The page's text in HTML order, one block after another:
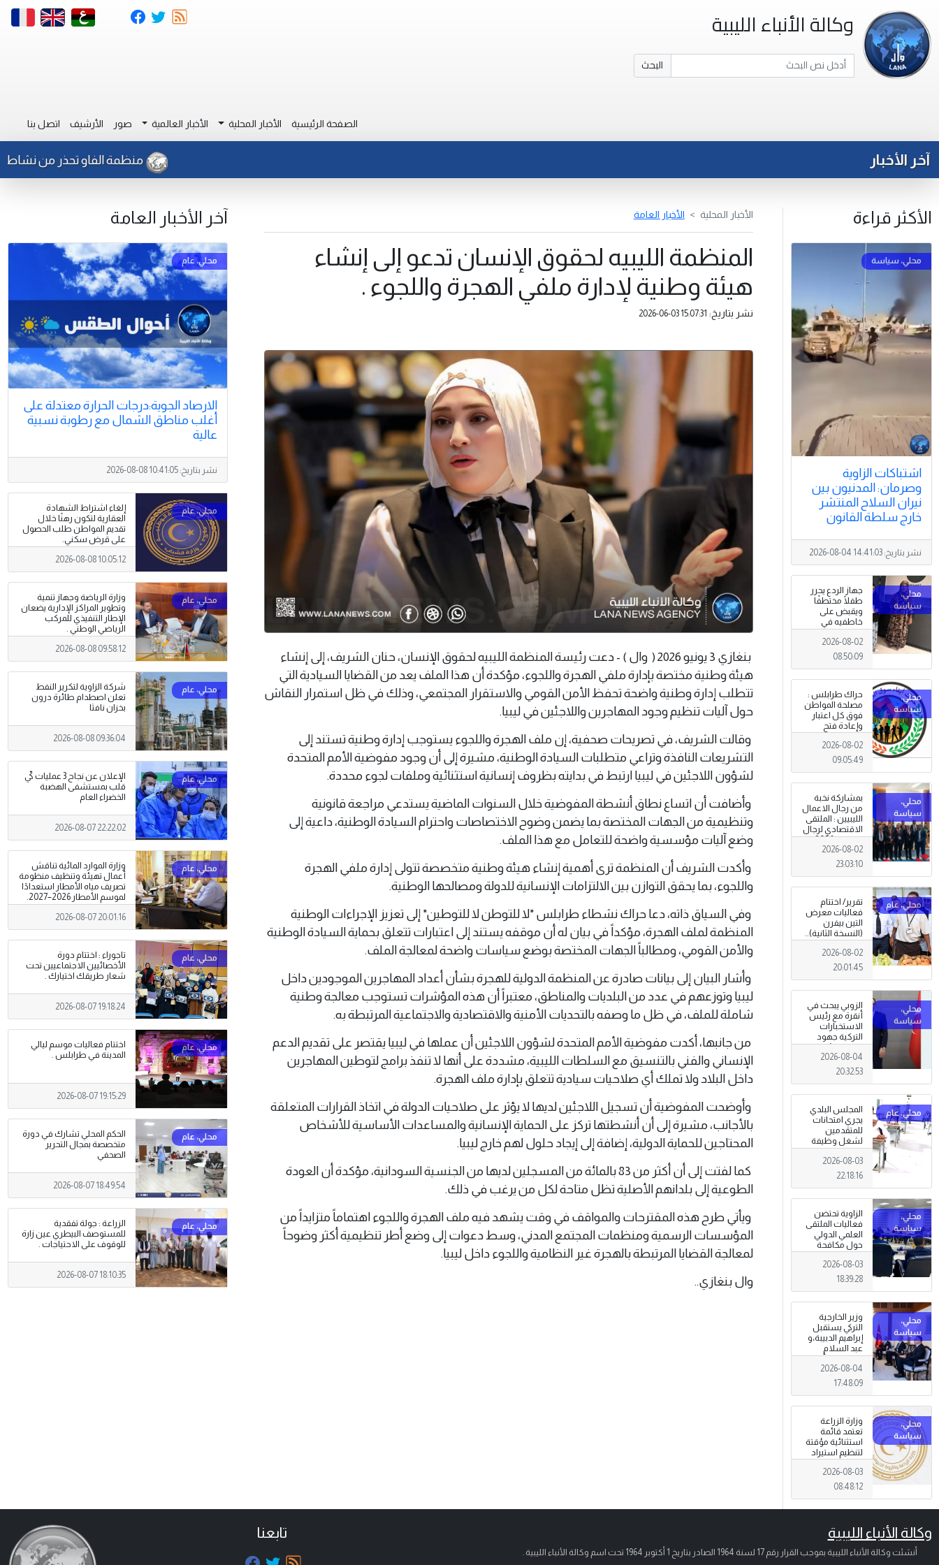
وكالة الأنباء الليبية
البحث
الصفحة الرئيسية الأخبار المحلية الأخبار العالمية صور الأرشيف اتصل بنا
آخر الأخبار منظمة الفاو تحذر من نشاط للجراد
الأكثر قراءة
اشتباكات الزاوية
وصرمان: المدنيون بين
نيران السلاح المنتشر
خارج سلطة القانون
نشر بتاريخ:2026-08-04 14:41:03
جهاز الردع يحرر
طفلًا مختطفًا
ويقبض على
خاطفيه في
طرابلس
2026-08-02
08:50:09
حراك طرابلس :
مصلحة المواطن
فوق كل اعتبار
وإعادة فتح
المؤسسات
جاءت استجابةً
للإرادة الشعبية
2026-08-02
09:05:49
بمشاركة نخبة
من رجال الاعمال
الليبيين : الملتقى
الاقتصادي لرجال
الاعمال 2026
تبدأ فعاليات
بمدينة سرت .
2026-08-02
23:03:10
تقرير/ اختتام
فعاليات معرض
التين بيفرن
(النسخة الثانية)..
تظاهرة وطنية
وصمود
للمزارعين في
2026-08-02
20:01:45
الزوبي يبحث في
أنقرة مع رئيس
الاستخبارات
التركية جهود
توحيد المؤسسة
العسكرية على
أسس مهنية
2026-08-04
20:32:53
المجلس البلدي
يجري امتحانات
للمتقدمين
لشغل وظيفة
مختار محلة .
2026-08-03
22:18:16
الزاوية تحتضن
فعاليات الملتقى
العلمي الدولي
حول مكافحة
الجرائم المالية
وتهديدات الأمن
القومي
2026-08-03
18:39:28
وزير الخارجية
التركي يستقبل
إبراهيم الدبيبة،و
عبد السلام
الزوبي في أنقرة
2026-08-04
17:48:09
وزارة الزراعة
تعتمد قائمة
استثنائية مؤقتة
لتنظيم استيراد
وتداول المبيدات
الزراعية
2026-08-03
08:48:12
الأخبار المحلية الأخبار العامة
المنظمة الليبيه لحقوق الإنسان تدعو إلى إنشاء
هيئة وطنية لإدارة ملفي الهجرة واللجوء .
نشر بتاريخ: 2026-06-03 15:07:31
بنغازي 3 يونيو 2026 ( وال ) - دعت رئيسة المنظمة الليبيه لحقوق الإنسان، حنان الشريف، إلى إنشاء
هيئة وطنية مختصة بإدارة ملفي الهجرة واللجوء، مؤكدة أن هذا الملف يعد من القضايا السيادية التي
تتطلب إدارة وطنية واضحة تحفظ الأمن القومي والاستقرار المجتمعي، وذلك في ظل استمرار النقاش
حول آليات تنظيم وجود المهاجرين واللاجئين في ليبيا.
وقالت الشريف، في تصريحات صحفية، إن ملف الهجرة واللجوء يستوجب إدارة وطنية تستند إلى
التشريعات النافذة وتراعي متطلبات السيادة الوطنية، مشيرة إلى أن وجود مفوضية الأمم المتحدة
لشؤون اللاجئين في ليبيا ارتبط في بدايته بظروف إنسانية استثنائية وملفات لجوء محددة.
وأضافت أن اتساع نطاق أنشطة المفوضية خلال السنوات الماضية يستدعي مراجعة قانونية
وتنظيمية من الجهات المختصة بما يضمن وضوح الاختصاصات واحترام السيادة الوطنية، داعية إلى
وضع آليات مؤسسية واضحة للتعامل مع هذا الملف.
وأكدت الشريف أن المنظمة ترى أهمية إنشاء هيئة وطنية متخصصة تتولى إدارة ملفي الهجرة
واللجوء، بما يحقق التوازن بين الالتزامات الإنسانية للدولة ومصالحها الوطنية.
وفي السياق ذاته، دعا حراك نشطاء طرابلس "لا للتوطن لا للتوطين" إلى تعزيز الإجراءات الوطنية
المنظمة لملف الهجرة، مؤكداً في بيان له أن موقفه يستند إلى اعتبارات تتعلق بحماية السيادة الوطنية
والأمن القومي، ومطالباً الجهات المختصة بوضع سياسات واضحة لمعالجة الملف.
وأشار البيان إلى بيانات صادرة عن المنظمة الدولية للهجرة بشأن أعداد المهاجرين الموجودين داخل
ليبيا وتوزعهم في عدد من البلديات والمناطق، معتبراً أن هذه المؤشرات تستوجب معالجة وطنية
شاملة للملف، في ظل ما وصفه بالتحديات الأمنية والاقتصادية والاجتماعية المرتبطة به.
من جانبها، أكدت مفوضية الأمم المتحدة لشؤون اللاجئين أن عملها في ليبيا يقتصر على تقديم الدعم
الإنساني والفني بالتنسيق مع السلطات الليبية، مشددة على أنها لا تنفذ برامج لتوطين المهاجرين
داخل البلاد ولا تملك أي صلاحيات سيادية تتعلق بإدارة ملف الهجرة.
وأوضحت المفوضية أن تسجيل اللاجئين لديها لا يؤثر على صلاحيات الدولة في اتخاذ القرارات المتعلقة
بالأجانب، مشيرة إلى أن أنشطتها تركز على الحماية الإنسانية والمساعدات الأساسية للأشخاص
المحتاجين للحماية الدولية، إضافة إلى إيجاد حلول لهم خارج ليبيا.
كما لفتت إلى أن أكثر من 83 بالمائة من المسجلين لديها من الجنسية السودانية، مؤكدة أن العودة
الطوعية إلى بلدانهم الأصلية تظل متاحة لكل من يرغب في ذلك.
ويأتي طرح هذه المقترحات والمواقف في وقت يشهد فيه ملف الهجرة واللجوء اهتماماً متزايداً من
المؤسسات الرسمية ومنظمات المجتمع المدني، وسط دعوات إلى وضع أطر تنظيمية أكثر وضوحاً
لمعالجة القضايا المرتبطة بالهجرة غير النظامية واللجوء داخل ليبيا.
وال بنغازي..
آخر الأخبار العامة
الارصاد الجوية:درجات الحرارة معتدلة على
أغلب مناطق الشمال مع رطوبة نسبية
عالية
نشر بتاريخ:2026-08-08 10:41:05
إلغاء اشتراط الشهادة
العقارية لتكون رهنًا خلال
تقديم المواطن طلب الحصول
على قرض سكني.
2026-08-08 10:05:12
وزارة الرياضة وجهاز تنمية
وتطوير المراكز الإدارية يضعان
الإطار التنفيذي للمركب
الرياضي الوطني .
2026-08-08 09:58:12
شركة الزاوية لتكرير النفط
تعلن اصطدام طائرة درون
بخزان نافثا
2026-08-08 09:36:04
الإعلان عن نجاح 3 عمليات كيّ
قلب بمستشفى الهضبة
الخضراء العام
2026-08-07 22:22:02
وزارة الموارد المائية تناقش
أعمال تهيئة وتنظيف منظومة
تصريف مياه الأمطار استعدادًا
لموسم الأمطار 2026–2027.
2026-08-07 20:01:16
تاجوراء : اختتام دورة
الأخصائيين الاجتماعيين تحت
شعار طريقك اختيارك .
2026-08-07 19:18:24
اختتام فعاليات موسم ليالي
المدينة في طرابلس .
2026-08-07 19:15:29
الحكم المحلي تشارك في دورة
متخصصة بمجال التحرير
الصحفي
2026-08-07 18:49:54
الزراعة : جولة تفقدية
للمستوصف البيطري عين زارة
للوقوف على الاحتياجات .
2026-08-07 18:10:35
وكالة الأنباء الليبية
أنشئت وكالة الأنباء الليبية بموجب القرار رقم 17 لسنة 1964 الصادر بتاريخ 1 أكتوبر 1964 تحت اسم وكالة الأنباء الليبية .
تابعنا